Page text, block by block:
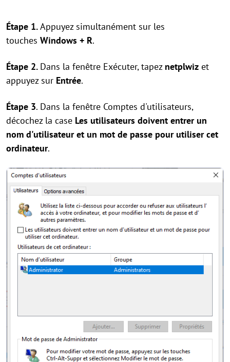
Étape 1.Appuyez simultanément sur les
touches Windows + R.
Étape 2. Dans la fenêtre Exécuter, tapez netplwiz et
appuyez sur Entrée.
Étape 3. Dans la fenêtre Comptes d'utilisateurs,
décochez la case Les utilisateurs doivent entrer un
nom d'utilisateur et un mot de passe pour utiliser cet
ordinateur.